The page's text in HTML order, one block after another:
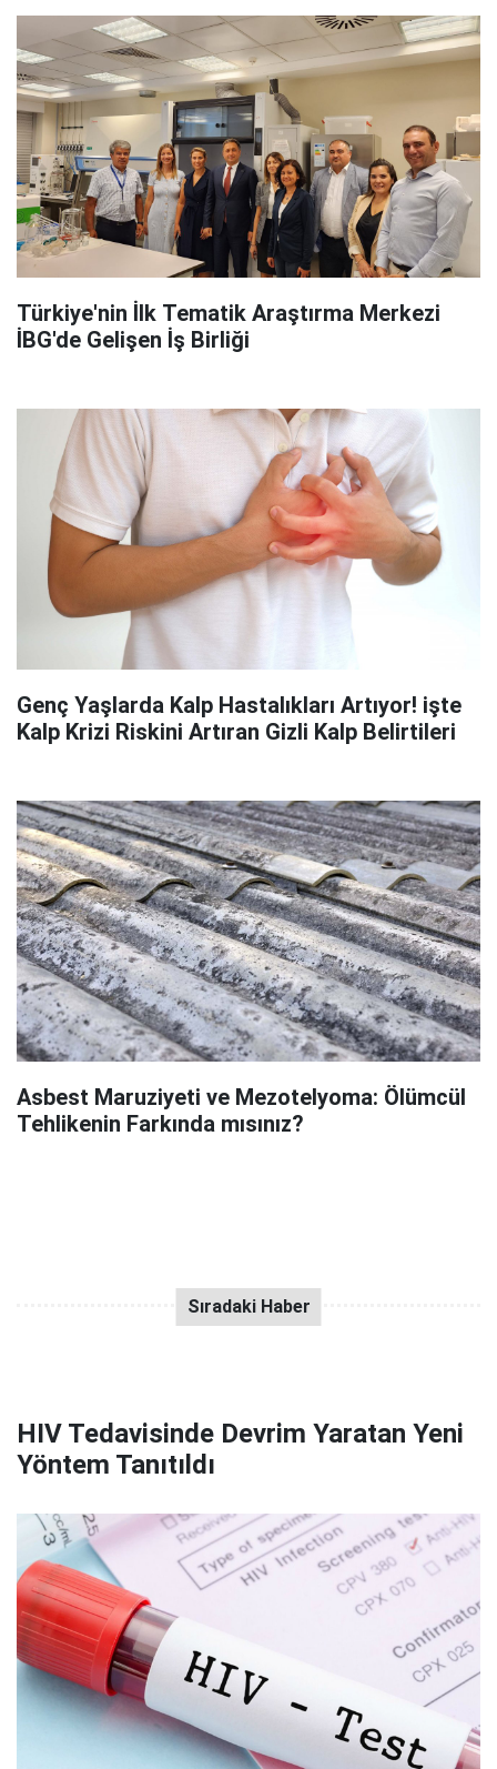
Türkiye'nin İlk Tematik Araştırma Merkezi
İBG'de Gelişen İş Birliği
Genç Yaşlarda Kalp Hastalıkları Artıyor! işte
Kalp Krizi Riskini Artıran Gizli Kalp Belirtileri
Asbest Maruziyeti ve Mezotelyoma: Ölümcül
Tehlikenin Farkında mısınız?
HIV Tedavisinde Devrim Yaratan Yeni
Yöntem Tanıtıldı